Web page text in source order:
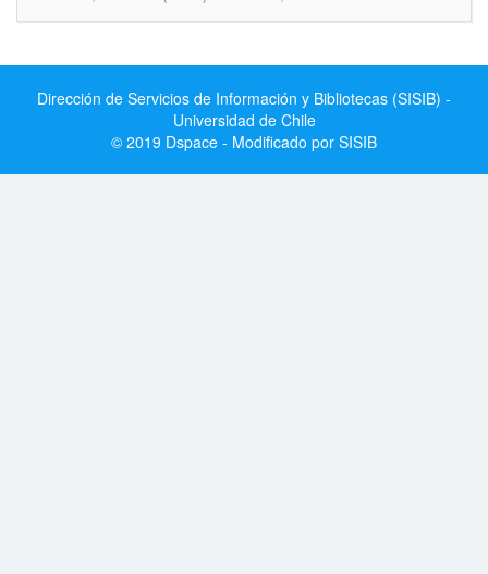
Dirección de Servicios de Información y Bibliotecas (SISIB) -
Universidad de Chile
© 2019 Dspace - Modificado por SISIB